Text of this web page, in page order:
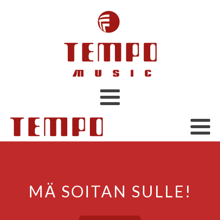
MÄ SOITAN SULLE!